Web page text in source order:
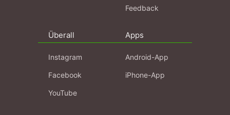
Feedback
Überall
Instagram
Facebook
YouTube
Apps
Android-App
iPhone-App